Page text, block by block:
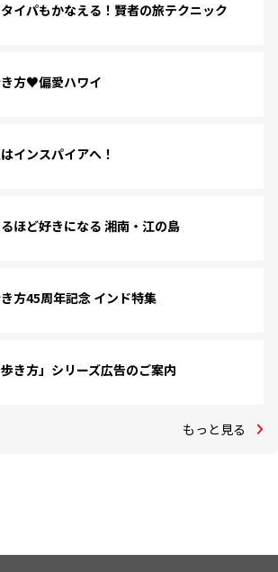
イパもかなえる！賢者の旅テクニック
方♥偏愛ハワイ
インスパイアへ！
ほど好きになる 湘南・江の島
方45周年記念 インド特集
歩き方」シリーズ広告のご案内
もっと見る